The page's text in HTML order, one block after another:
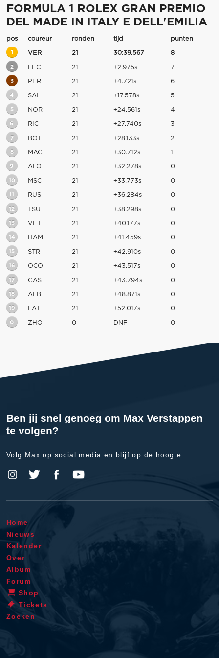
FORMULA 1 ROLEX GRAN PREMIO
DEL MADE IN ITALY E DELL'EMILIA
pos coureur ronden tijd punten
1 VER 21 30:39.567 8
2 LEC 21 +2.975s 7
3 PER 21 +4.721s 6
4 SAI 21 +17.578s 5
5 NOR 21 +24.561s 4
6 RIC 21 +27.740s 3
7 BOT 21 +28.133s 2
8 MAG 21 +30.712s 1
9 ALO 21 +32.278s 0
10 MSC 21 +33.773s 0
11 RUS 21 +36.284s 0
12 TSU 21 +38.298s 0
13 VET 21 +40.177s 0
14 HAM 21 +41.459s 0
15 STR 21 +42.910s 0
16 OCO 21 +43.517s 0
17 GAS 21 +43.794s 0
18 ALB 21 +48.871s 0
19 LAT 21 +52.017s 0
0 ZHO 0 DNF 0
Ben jij snel genoeg om Max Verstappen
te volgen?
Volg Max op social media en blijf op de hoogte.
Home
Nieuws
Kalender
Over
Album
Forum
Shop
Tickets
Zoeken